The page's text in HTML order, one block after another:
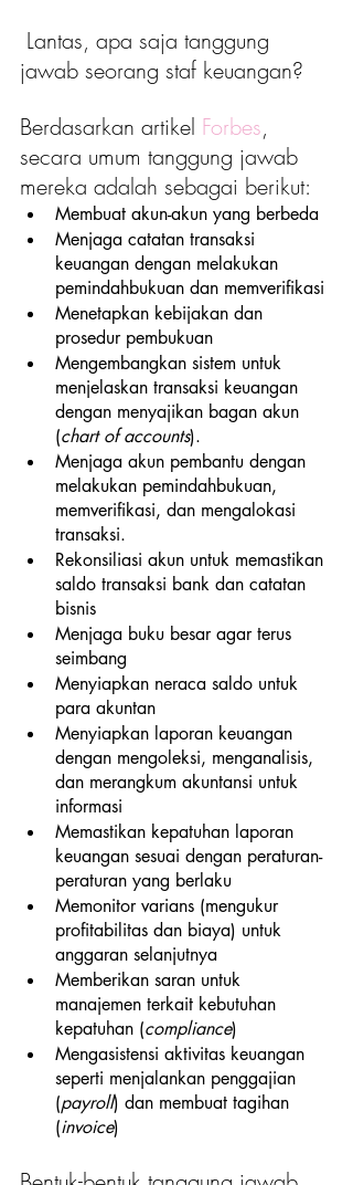
jawab seorang staf keuangan?
Berdasarkan artikel Forbes,
secara umum tanggung jawab
mereka adalah sebagai berikut:
Membuat akun-akun yang berbeda
Menjaga catatan transaksi
keuangan dengan melakukan
pemindahbukuan dan memverifikasi
Menetapkan kebijakan dan
prosedur pembukuan
Mengembangkan sistem untuk
menjelaskan transaksi keuangan
dengan menyajikan bagan akun
(chart of accounts).
Menjaga akun pembantu dengan
melakukan pemindahbukuan,
memverifikasi, dan mengalokasi
transaksi.
Rekonsiliasi akun untuk memastikan
saldo transaksi bank dan catatan
bisnis
Menjaga buku besar agar terus
seimbang
Menyiapkan neraca saldo untuk
para akuntan
Menyiapkan laporan keuangan
dengan mengoleksi, menganalisis,
dan merangkum akuntansi untuk
informasi
Memastikan kepatuhan laporan
keuangan sesuai dengan peraturan-
peraturan yang berlaku
Memonitor varians (mengukur
profitabilitas dan biaya) untuk
anggaran selanjutnya
Memberikan saran untuk
manajemen terkait kebutuhan
kepatuhan (compliance)
Mengasistensi aktivitas keuangan
seperti menjalankan penggajian
(payroll) dan membuat tagihan
(invoice)